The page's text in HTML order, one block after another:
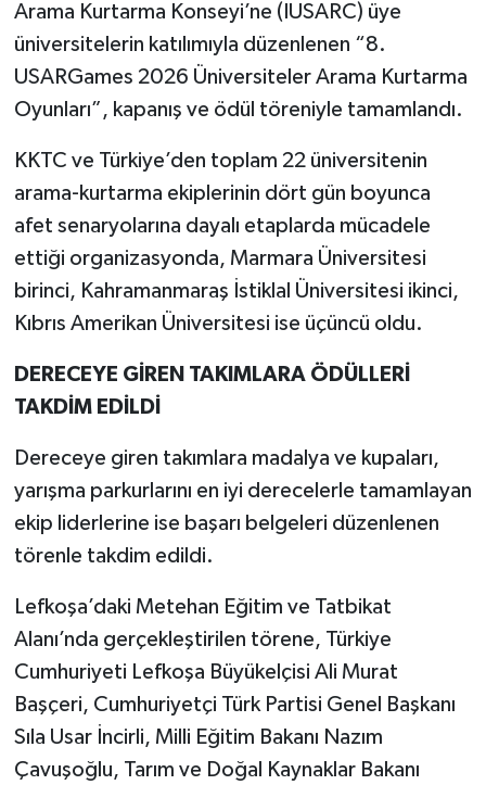
Arama Kurtarma Konseyi’ne (IUSARC) üye
üniversitelerin katılımıyla düzenlenen “8.
USARGames 2026 Üniversiteler Arama Kurtarma
Oyunları”, kapanış ve ödül töreniyle tamamlandı.
KKTC ve Türkiye’den toplam 22 üniversitenin
arama-kurtarma ekiplerinin dört gün boyunca
afet senaryolarına dayalı etaplarda mücadele
ettiği organizasyonda, Marmara Üniversitesi
birinci, Kahramanmaraş İstiklal Üniversitesi ikinci,
Kıbrıs Amerikan Üniversitesi ise üçüncü oldu.
DERECEYE GİREN TAKIMLARA ÖDÜLLERİ
TAKDİM EDİLDİ
Dereceye giren takımlara madalya ve kupaları,
yarışma parkurlarını en iyi derecelerle tamamlayan
ekip liderlerine ise başarı belgeleri düzenlenen
törenle takdim edildi.
Lefkoşa’daki Metehan Eğitim ve Tatbikat
Alanı’nda gerçekleştirilen törene, Türkiye
Cumhuriyeti Lefkoşa Büyükelçisi Ali Murat
Başçeri, Cumhuriyetçi Türk Partisi Genel Başkanı
Sıla Usar İncirli, Milli Eğitim Bakanı Nazım
Çavuşoğlu, Tarım ve Doğal Kaynaklar Bakanı